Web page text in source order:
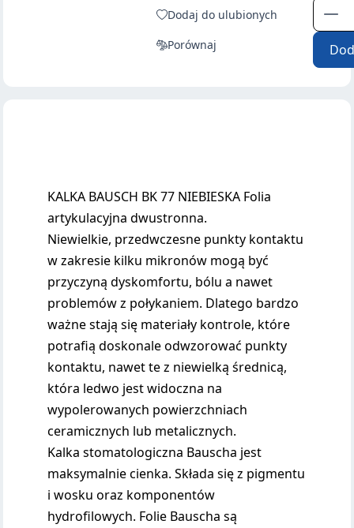
Dodaj do ulubionych
Porównaj
KALKA BAUSCH BK 77 NIEBIESKA Folia
artykulacyjna dwustronna.
Niewielkie, przedwczesne punkty kontaktu
w zakresie kilku mikronów mogą być
przyczyną dyskomfortu, bólu a nawet
problemów z połykaniem. Dlatego bardzo
ważne stają się materiały kontrole, które
potrafią doskonale odwzorować punkty
kontaktu, nawet te z niewielką średnicą,
która ledwo jest widoczna na
wypolerowanych powierzchniach
ceramicznych lub metalicznych.
Kalka stomatologiczna Bauscha jest
maksymalnie cienka. Składa się z pigmentu
i wosku oraz komponentów
hydrofilowych. Folie Bauscha są